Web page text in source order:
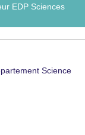
EDP Sciences
Science